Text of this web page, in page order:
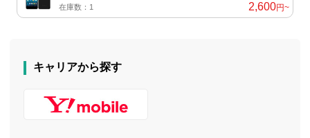
在庫数：1
2,600円~
キャリアから探す